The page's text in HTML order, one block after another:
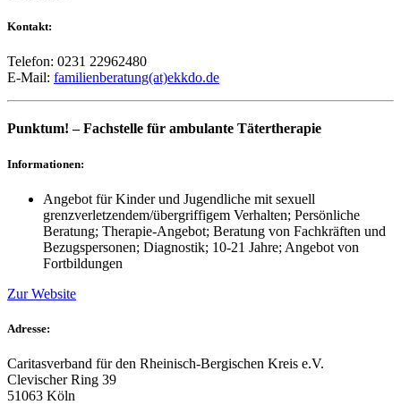
Kontakt:
Telefon: 0231 22962480
E-Mail: familienberatung(at)ekkdo.de
Punktum! – Fachstelle für ambulante Tätertherapie
Informationen:
Angebot für Kinder und Jugendliche mit sexuell
grenzverletzendem/übergriffigem Verhalten; Persönliche
Beratung; Therapie-Angebot; Beratung von Fachkräften und
Bezugspersonen; Diagnostik; 10-21 Jahre; Angebot von
Fortbildungen
Zur Website
Adresse:
Caritasverband für den Rheinisch-Bergischen Kreis e.V.
Clevischer Ring 39
51063 Köln